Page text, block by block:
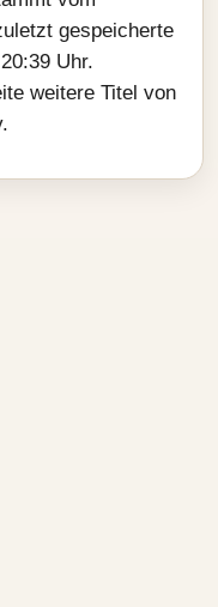
gespeicherte
Uhr.
weitere Titel von